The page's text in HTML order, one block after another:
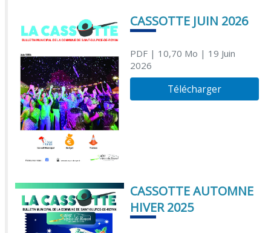
CASSOTTE JUIN 2026
PDF| 10,70 Mo | 19 Juin
2026
Télécharger
CASSOTTE AUTOMNE
HIVER 2025